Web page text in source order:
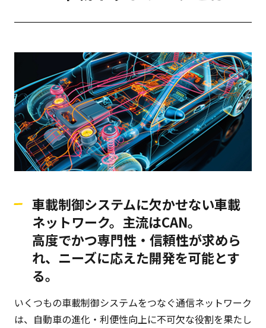
車載制御システムに欠かせない車載
ネットワーク。主流はCAN。
高度でかつ専門性・信頼性が求めら
れ、ニーズに応えた開発を可能とす
る。
いくつもの車載制御システムをつなぐ通信ネットワーク
は、自動車の進化・利便性向上に不可欠な役割を果たし